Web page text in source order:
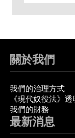
關於我們
我們的治理方式
《現代奴役法》
我們的財務
最新消息